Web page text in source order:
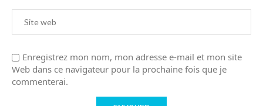
Enregistrez mon nom, mon adresse e-mail et mon site
Web dans ce navigateur pour la prochaine fois que je
commenterai.